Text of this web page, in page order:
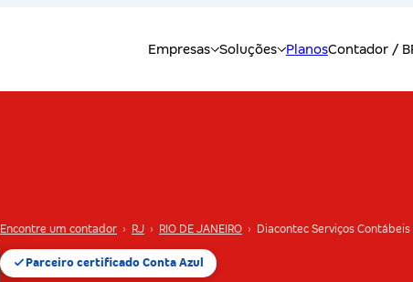
Encontre um contador › RJ › RIO DE JANEIRO › Diacontec Serviços Contábeis
Parceiro certificado Conta Azul